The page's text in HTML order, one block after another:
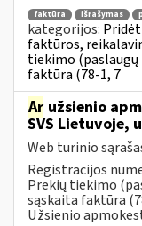
faktūra išrašymas
kategorijos:
faktūros,
tiekimo
faktūra (78-1, 7
Ar užsienio
SVS Lietuvoje,
Web turinio
Registracijos
Prekių tiekimo
sąskaita faktūra
Užsienio